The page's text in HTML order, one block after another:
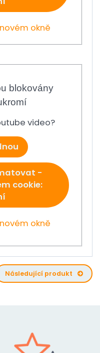
okně
blokovány
video?
-
cookie:
okně
Následující produkt